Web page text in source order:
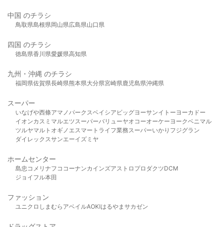
中国 のチラシ
鳥取県島根県岡山県広島県山口県
四国 のチラシ
徳島県香川県愛媛県高知県
九州・沖縄 のチラシ
福岡県佐賀県長崎県熊本県大分県宮崎県鹿児島県沖縄県
スーパー
いなげや西條アマノパークスベイシア ビッグヨーサンイトーヨーカドー
イオンカスミ マルエツスーパーバリューヤオコーオーケー ヨークベニマル
ツルヤマルト オギノ エスマート ライフ業務スーパーいかり フジグラン
ダイレックスサンエーイズミヤ
ホームセンター
島忠 コメリ ナフコ コーナンカインズアストロプロダクツDCM
ジョイフル本田
ファッション
ユニクロ しまむら アベイルAOKIはるやま サカゼン